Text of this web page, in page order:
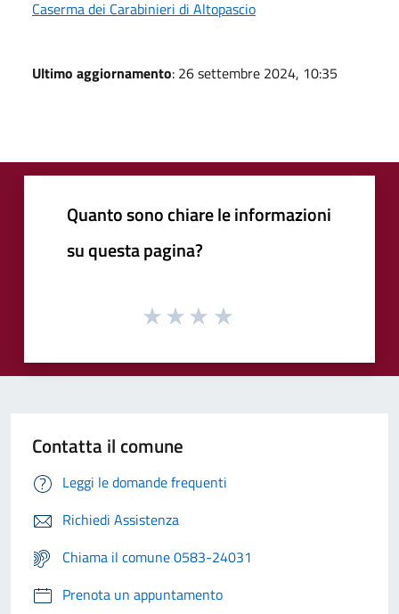
Caserma dei Carabinieri di Altopascio
Ultimo aggiornamento: 26 settembre 2024, 10:35
Quanto sono chiare le informazioni
su questa pagina?
Contatta il comune
Leggi le domande frequenti
Richiedi Assistenza
Chiama il comune 0583-24031
Prenota un appuntamento